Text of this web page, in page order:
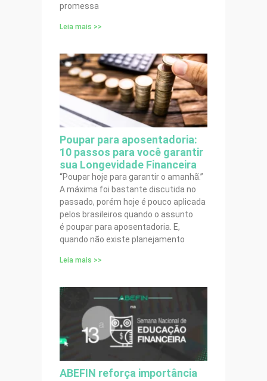
promessa
Leia mais >>
Poupar para aposentadoria:
10 passos para você garantir
sua Longevidade Financeira
“Poupar hoje para garantir o amanhã.”
A máxima foi bastante discutida no
passado, porém hoje é pouco aplicada
pelos brasileiros quando o assunto
é poupar para aposentadoria. E,
quando não existe planejamento
Leia mais >>
ABEFIN reforça importância